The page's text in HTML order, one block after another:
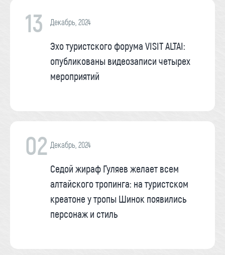
13 Декабрь, 2024
Эхо туристского форума VISIT ALTAI:
опубликованы видеозаписи четырех
мероприятий
02 Декабрь, 2024
Седой жираф Гуляев желает всем
алтайского тропинга: на туристском
креатоне у тропы Шинок появились
персонаж и стиль